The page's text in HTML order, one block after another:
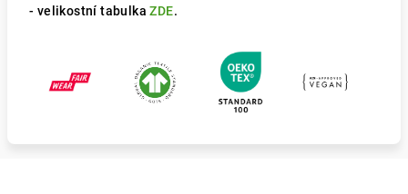
- velikostní tabulkaZDE.